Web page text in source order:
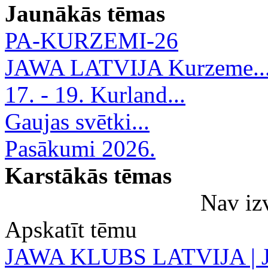
Jaunākās tēmas
PA-KURZEMI-26
JAWA LATVIJA
17. - 19. Kurland...
Gaujas svētki...
Pasākumi 2026.
Karstākās tēmas
Nav
Apskatīt tēmu
JAWA KLUBS LATVIJA |